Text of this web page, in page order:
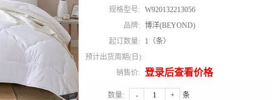
规格型号:
W920132213056
品牌:
博洋(BEYOND)
起订数量:
1（条）
预计出货周期(日):
销售价:
登录后查看价格
数量: - + 条